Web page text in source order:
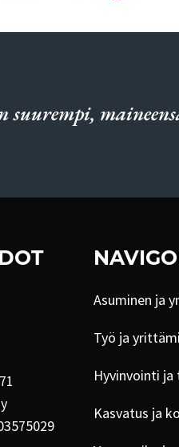
suurempi,
Asuminen ja
Työ ja
Hyvinvointi ja
Kasvatus ja